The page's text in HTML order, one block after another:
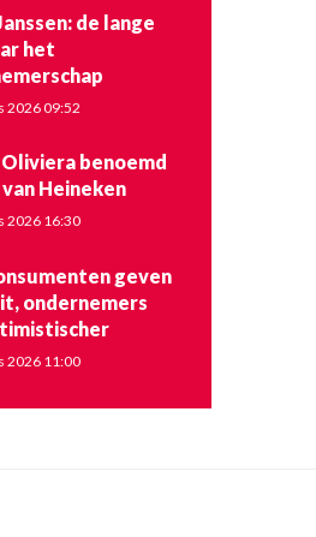
de lange
het
2026 09:52
benoemd
Heineken
2026 16:30
geven
ondernemers
2026 11:00